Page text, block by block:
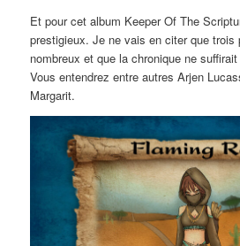
Et pour cet album Keeper Of The
prestigieux. Je ne vais en citer que trois
nombreux et que la chronique ne
Vous entendrez entre autres Arjen
Margarit.